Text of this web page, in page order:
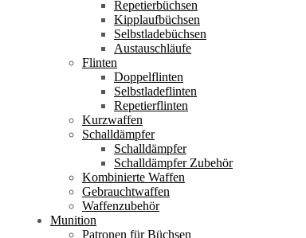
Repetierbüchsen
Kipplaufbüchsen
Selbstladebüchsen
Austauschläufe
Flinten
Doppelflinten
Selbstladeflinten
Repetierflinten
Kurzwaffen
Schalldämpfer
Schalldämpfer
Schalldämpfer Zubehör
Kombinierte Waffen
Gebrauchtwaffen
Waffenzubehör
Munition
Patronen für Büchsen